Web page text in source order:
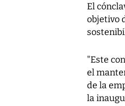
El
objetivo
"Este
el
de la
la